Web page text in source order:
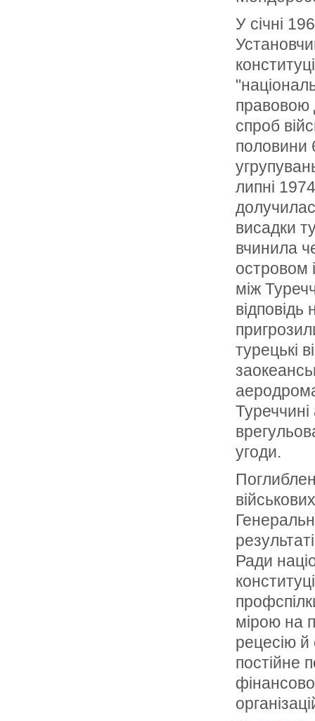
У січні
правовою
спроб
половини
липні
висадки
вчинила
островом
між
турецькі
угоди.
Ради
мірою на
рецесію й
постійне